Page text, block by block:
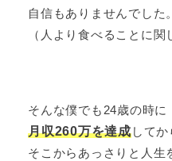
自信もありませんでした。
（人より食べることに関
そんな僕でも24歳の時に
月収260万を達成してか
そこからあっさりと人生